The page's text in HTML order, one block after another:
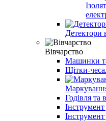
Детектори
Вівчарство
Машинки
Щітки-
Маркування
Годівля та